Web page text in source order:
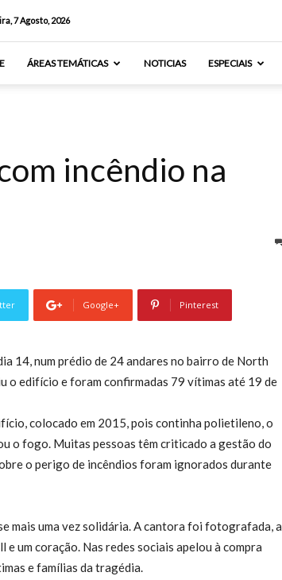
7 Agosto, 2026
ÁREAS TEMÁTICAS NOTICIAS ESPECIAIS
incêndio na
Google+ Pinterest
14, num prédio de 24 andares no bairro de North
o edifício e foram confirmadas 79 vítimas até 19 de
colocado em 2015, pois continha polietileno, o
o fogo. Muitas pessoas têm criticado a gestão do
o perigo de incêndios foram ignorados durante
mais uma vez solidária. A cantora foi fotografada, a
um coração. Nas redes sociais apelou à compra
e famílias da tragédia.